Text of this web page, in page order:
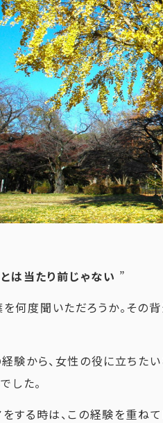
は当たり前じゃない ”
何度聞いただろうか。その
験から、女性の役に立ちた
した。
する時は、この経験を重ねて